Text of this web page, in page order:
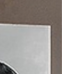
Das
Wie aus
muss zum
68
dringend neue